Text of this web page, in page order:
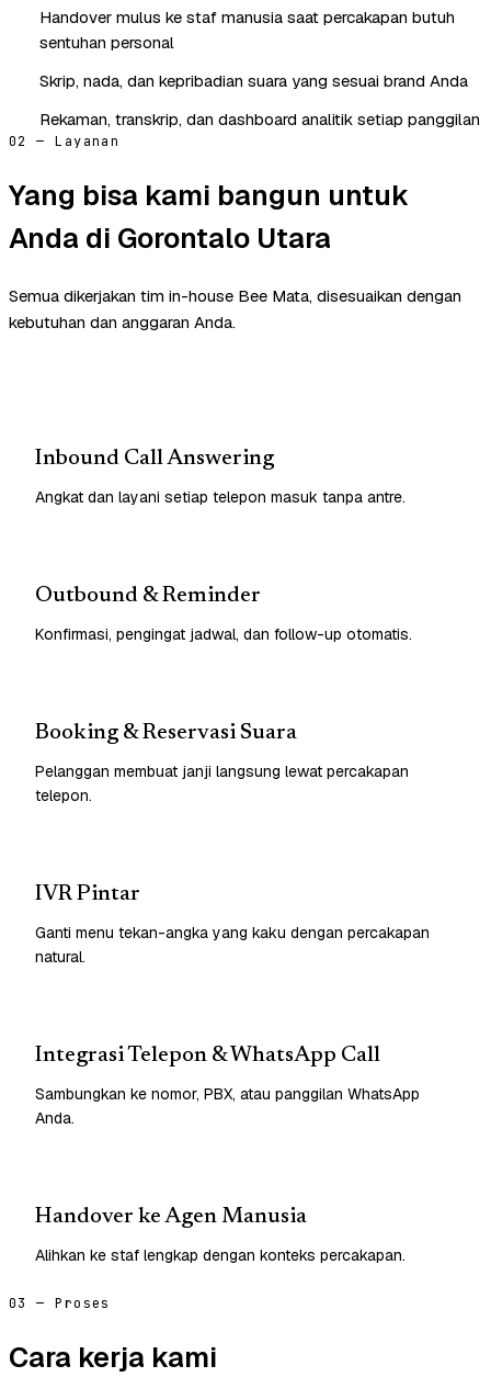
Handover mulus ke staf manusia saat percakapan butuh
sentuhan personal
Skrip, nada, dan kepribadian suara yang sesuai brand Anda
Rekaman, transkrip, dan dashboard analitik setiap panggilan
02 — Layanan
Yang bisa kami bangun untuk
Anda di Gorontalo Utara
Semua dikerjakan tim in-house Bee Mata, disesuaikan dengan
kebutuhan dan anggaran Anda.
Inbound Call Answering
Angkat dan layani setiap telepon masuk tanpa antre.
Outbound & Reminder
Konfirmasi, pengingat jadwal, dan follow-up otomatis.
Booking & Reservasi Suara
Pelanggan membuat janji langsung lewat percakapan
telepon.
IVR Pintar
Ganti menu tekan-angka yang kaku dengan percakapan
natural.
Integrasi Telepon & WhatsApp Call
Sambungkan ke nomor, PBX, atau panggilan WhatsApp
Anda.
Handover ke Agen Manusia
Alihkan ke staf lengkap dengan konteks percakapan.
03 — Proses
Cara kerja kami